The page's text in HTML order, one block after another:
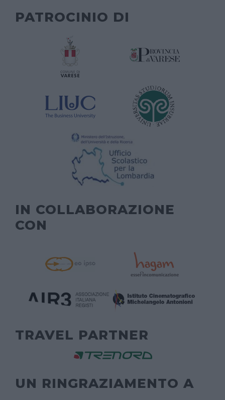
PATROCINIO DI
IN COLLABORAZIONE
CON
TRAVEL PARTNER
UN RINGRAZIAMENTO A